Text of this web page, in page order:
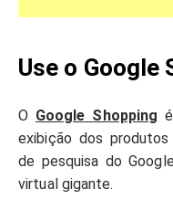
Use o Google
O Google Shopping
exibição dos
de pesquisa do
virtual gigante.